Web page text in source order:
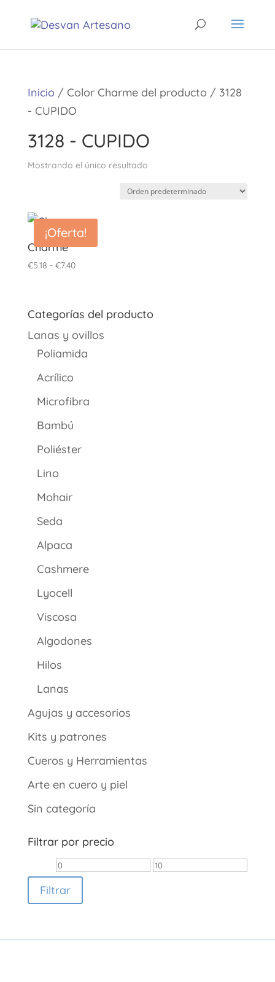
Inicio / Color Charme del producto / 3128
- CUPIDO
3128 - CUPIDO
Mostrando el único resultado
¡Oferta!
Charme
€5.18 - €7.40Rango
desde
€5.18
hasta
€7.40
Categorías del producto
Lanas y ovillos
Poliamida
Acrílico
Microfibra
Bambú
Poliéster
Lino
Mohair
Seda
Alpaca
Cashmere
Lyocell
Viscosa
Algodones
Hilos
Lanas
Agujas y accesorios
Kits y patrones
Cueros y Herramientas
Arte en cuero y piel
Sin categoría
Filtrar por precio
Precio
mínimo
Precio
Filtrar